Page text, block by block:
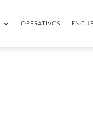
OPERATIVOS